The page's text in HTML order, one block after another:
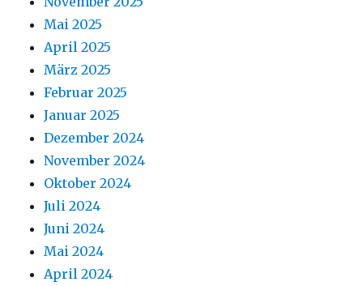
Mai 2025
April 2025
März 2025
Februar 2025
Januar 2025
Dezember 2024
November 2024
Oktober 2024
Juli 2024
Juni 2024
Mai 2024
April 2024